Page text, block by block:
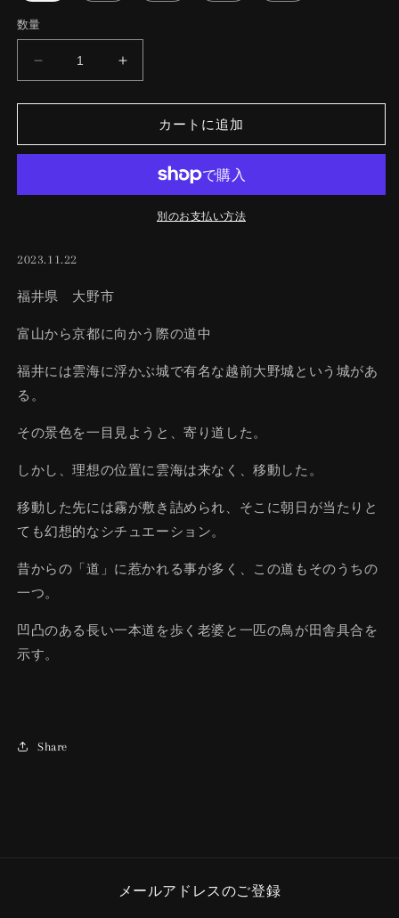
数量
Country
Road
の
量
減
Country
Road
の
量
増
カートに追加
別のお支払い方法
2023.11.22
福井県 大野市
富山から京都に向かう際の道中
福井には雲海に浮かぶ城で有名な越前大野城という城があ
る。
その景色を一目見ようと、寄り道した。
しかし、理想の位置に雲海は来なく、移動した。
移動した先には霧が敷き詰められ、そこに朝日が当たりと
ても幻想的なシチュエーション。
昔からの「道」に惹かれる事が多く、この道もそのうちの
一つ。
凹凸のある長い一本道を歩く老婆と一匹の鳥が田舎具合を
示す。
Share
メールアドレスのご登録